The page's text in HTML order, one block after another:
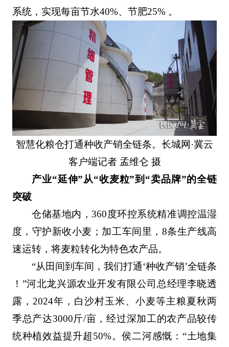
系统，实现每亩节水40%、节肥25% 。
智慧化粮仓打通种收产销全链条。长城网·冀云
客户端记者 孟维仑 摄
产业“延伸”从“收麦粒”到“卖品牌”的全链
突破
仓储基地内，360度环控系统精准调控温湿
度，守护新收小麦；加工车间里，8条生产线高
速运转，将麦粒转化为特色农产品。
“从田间到车间，我们打通‘种收产销’全链条
！”河北龙兴源农业开发有限公司总经理李晓透
露，2024年，白沙村玉米、小麦等主粮夏秋两
季总产达3000斤/亩，经过深加工的农产品较传
统种植效益提升超50%。侯二河感慨：“土地集